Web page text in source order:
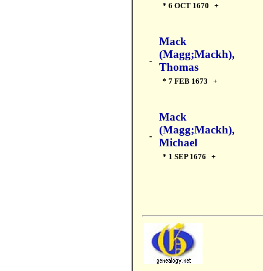
* 6 OCT 1670 +
-
Mack
(Magg;Mackh),
Thomas
* 7 FEB 1673 +
-
Mack
(Magg;Mackh),
Michael
* 1 SEP 1676 +